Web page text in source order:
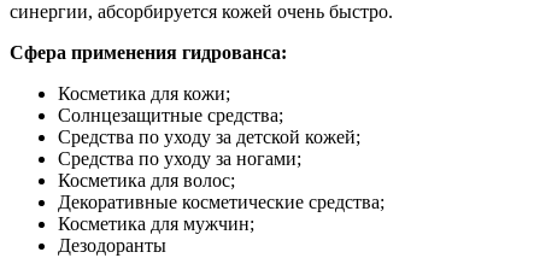
синергии, абсорбируется кожей очень быстро.
Сфера применения гидрованса:
Косметика для кожи;
Солнцезащитные средства;
Средства по уходу за детской кожей;
Средства по уходу за ногами;
Косметика для волос;
Декоративные косметические средства;
Косметика для мужчин;
Дезодоранты